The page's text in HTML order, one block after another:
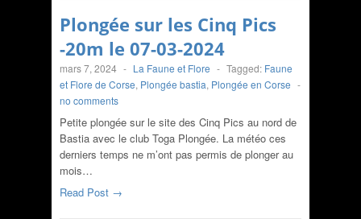
Plongée sur les Cinq Pics
-20m le 07-03-2024
mars 7, 2024 - La Faune et Flore - Tagged: Faune
et Flore de Corse, Plongée bastia, Plongée en Corse -
no comments
Petite plongée sur le site des Cinq Pics au nord de
Bastia avec le club Toga Plongée. La météo ces
derniers temps ne m’ont pas permis de plonger au
mois…
Read Post →